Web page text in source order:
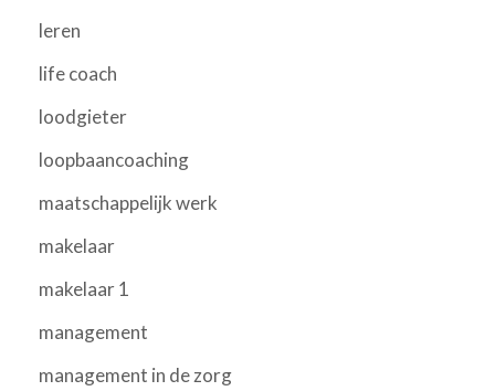
leren
life coach
loodgieter
loopbaancoaching
maatschappelijk werk
makelaar
makelaar 1
management
management in de zorg